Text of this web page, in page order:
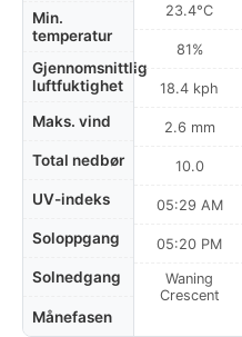
Min.
temperatur
Gjennomsnittlig
luftfuktighet
Maks. vind
Total nedbør
UV-indeks
Soloppgang
Solnedgang
Månefasen
23.4°C
81%
18.4 kph
2.6 mm
10.0
05:29 AM
05:20 PM
Waning
Crescent